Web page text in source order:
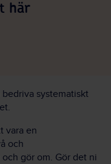
här
systematiskt
vara en
och
gör om. Gör det ni